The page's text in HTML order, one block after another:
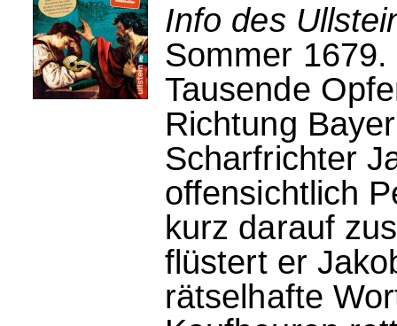
Info des
Sommer
Tausende
Richtung
Scharfrichter
offensichtlich
kurz darauf
flüstert er
rätselhafte